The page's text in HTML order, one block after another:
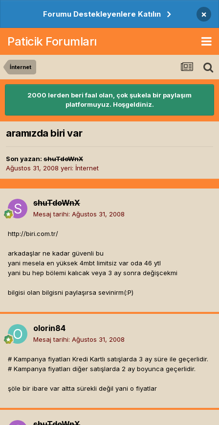
Forumu Destekleyenlere Katılın ×
Paticik Forumları
İnternet
2000 lerden beri faal olan, çok şukela bir paylaşım
platformuyuz. Hoşgeldiniz.
aramızda biri var
Son yazan: shuTdoWnX
Ağustos 31, 2008 yeri: İnternet
shuTdoWnX
Mesaj tarihi: Ağustos 31, 2008
http://biri.com.tr/
arkadaşlar ne kadar güvenli bu
yani mesela en yüksek 4mbt limitsiz var oda 46 ytl
yani bu hep bölemi kalıcak veya 3 ay sonra değişcekmi
bilgisi olan bilgisni paylaşırsa sevinirm(:P)
olorin84
Mesaj tarihi: Ağustos 31, 2008
# Kampanya fiyatları Kredi Kartlı satışlarda 3 ay süre ile geçerlidir.
# Kampanya fiyatları diğer satışlarda 2 ay boyunca geçerlidir.
şöle bir ibare var altta sürekli değil yani o fiyatlar